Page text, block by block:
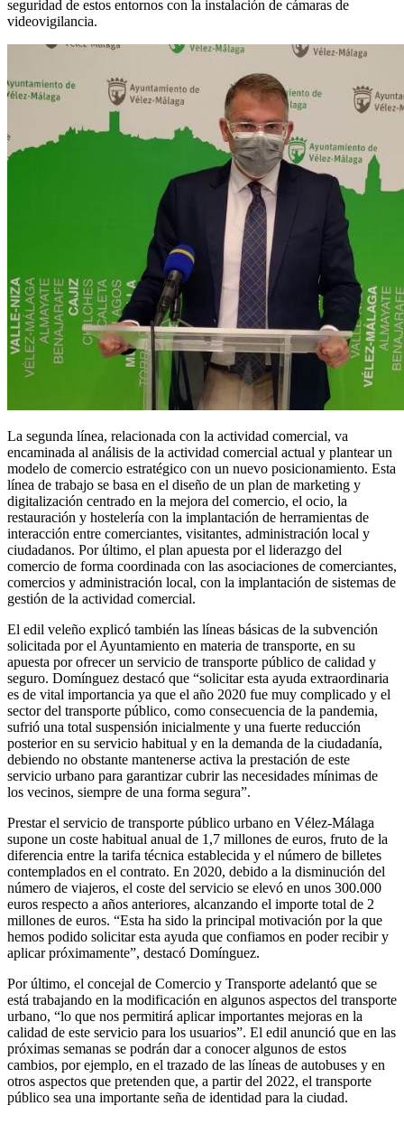
seguridad de estos entornos con la instalación de cámaras de
videovigilancia.
La segunda línea, relacionada con la actividad comercial, va
encaminada al análisis de la actividad comercial actual y plantear un
modelo de comercio estratégico con un nuevo posicionamiento. Esta
línea de trabajo se basa en el diseño de un plan de marketing y
digitalización centrado en la mejora del comercio, el ocio, la
restauración y hostelería con la implantación de herramientas de
interacción entre comerciantes, visitantes, administración local y
ciudadanos. Por último, el plan apuesta por el liderazgo del
comercio de forma coordinada con las asociaciones de comerciantes,
comercios y administración local, con la implantación de sistemas de
gestión de la actividad comercial.
El edil veleño explicó también las líneas básicas de la subvención
solicitada por el Ayuntamiento en materia de transporte, en su
apuesta por ofrecer un servicio de transporte público de calidad y
seguro. Domínguez destacó que “solicitar esta ayuda extraordinaria
es de vital importancia ya que el año 2020 fue muy complicado y el
sector del transporte público, como consecuencia de la pandemia,
sufrió una total suspensión inicialmente y una fuerte reducción
posterior en su servicio habitual y en la demanda de la ciudadanía,
debiendo no obstante mantenerse activa la prestación de este
servicio urbano para garantizar cubrir las necesidades mínimas de
los vecinos, siempre de una forma segura”.
Prestar el servicio de transporte público urbano en Vélez-Málaga
supone un coste habitual anual de 1,7 millones de euros, fruto de la
diferencia entre la tarifa técnica establecida y el número de billetes
contemplados en el contrato. En 2020, debido a la disminución del
número de viajeros, el coste del servicio se elevó en unos 300.000
euros respecto a años anteriores, alcanzando el importe total de 2
millones de euros. “Esta ha sido la principal motivación por la que
hemos podido solicitar esta ayuda que confiamos en poder recibir y
aplicar próximamente”, destacó Domínguez.
Por último, el concejal de Comercio y Transporte adelantó que se
está trabajando en la modificación en algunos aspectos del transporte
urbano, “lo que nos permitirá aplicar importantes mejoras en la
calidad de este servicio para los usuarios”. El edil anunció que en las
próximas semanas se podrán dar a conocer algunos de estos
cambios, por ejemplo, en el trazado de las líneas de autobuses y en
otros aspectos que pretenden que, a partir del 2022, el transporte
público sea una importante seña de identidad para la ciudad.